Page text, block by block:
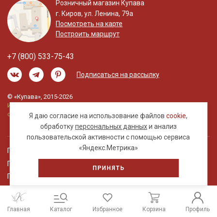
Я даю согласие на использование файловcookie,
обработкуперсональных данныхи анализ
пользовательской активности с помощью сервиса
«Яндекс.Метрика»
ПРИНЯТЬ
Розничный магазин Купава
г. Киров, ул. Ленина, 79а
Посмотреть на карте
Построить маршрут
+7 (800) 533-75-43
Подписаться на рассылку
© «Купава», 2015-2026
Информация на сайте не является публичной
офертой.
Правовая информация
Политика обработки персональных данных
Пользовательское соглашение
Главная Каталог Избранное Корзина Профиль